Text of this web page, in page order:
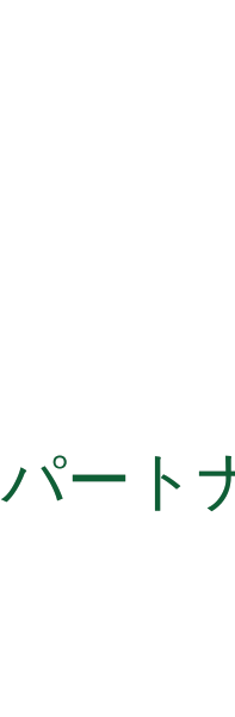
パート